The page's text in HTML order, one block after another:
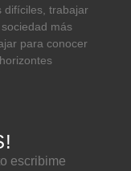
difíciles, trabajar
más
para conocer
escribime